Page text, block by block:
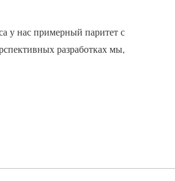
у нас примерный паритет с
разработках мы,